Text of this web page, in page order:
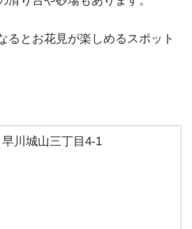
るとお花見が楽しめるスポット
早川城山三丁目4-1